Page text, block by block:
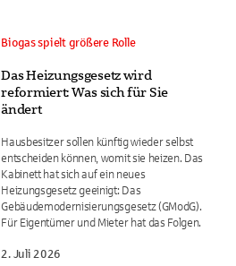
Biogas spielt größere Rolle
Das Heizungsgesetz wird
reformiert: Was sich für Sie
ändert
Hausbesitzer sollen künftig wieder selbst
entscheiden können, womit sie heizen. Das
Kabinett hat sich auf ein neues
Heizungsgesetz geeinigt: Das
Gebäudemodernisierungsgesetz (GModG).
Für Eigentümer und Mieter hat das Folgen.
2. Juli 2026